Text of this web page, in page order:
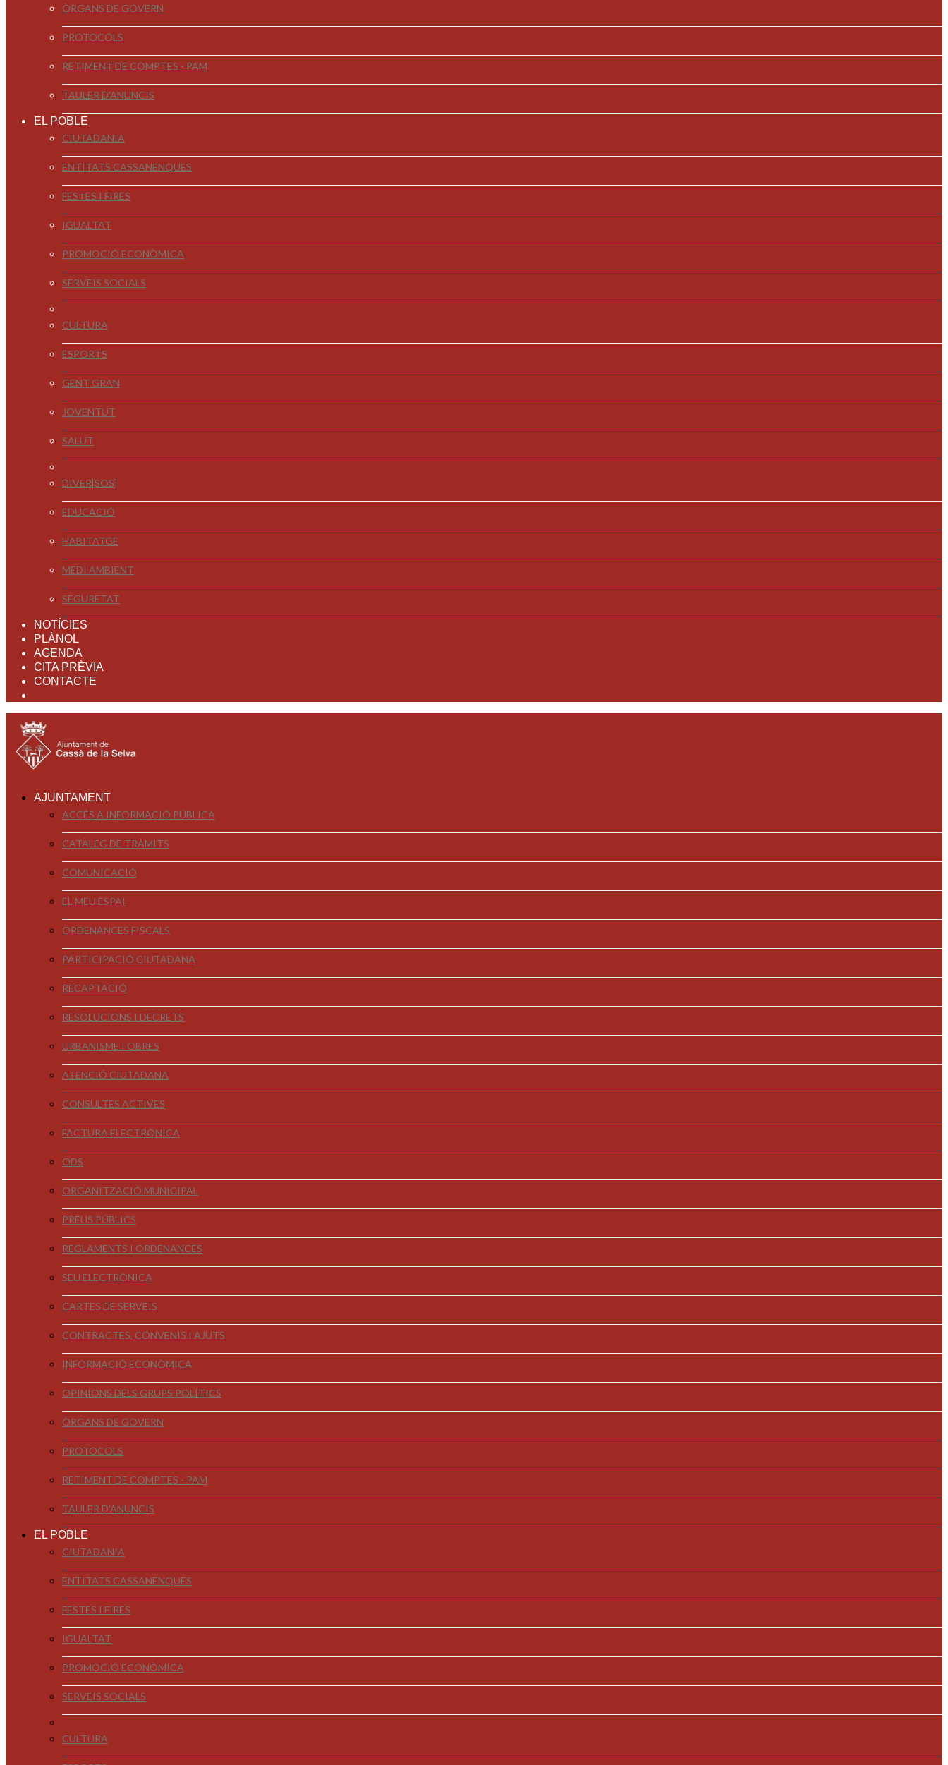
ÒRGANS DE GOVERN
PROTOCOLS
RETIMENT DE COMPTES - PAM
TAULER D'ANUNCIS
EL POBLE
CIUTADANIA
ENTITATS CASSANENQUES
FESTES I FIRES
IGUALTAT
PROMOCIÓ ECONÒMICA
SERVEIS SOCIALS
CULTURA
ESPORTS
GENT GRAN
JOVENTUT
SALUT
DIVER[SOS]
EDUCACIÓ
HABITATGE
MEDI AMBIENT
SEGURETAT
NOTÍCIES
PLÀNOL
AGENDA
CITA PRÈVIA
CONTACTE
AJUNTAMENT
ACCÉS A INFORMACIÓ PÚBLICA
CATÀLEG DE TRÀMITS
COMUNICACIÓ
EL MEU ESPAI
ORDENANCES FISCALS
PARTICIPACIÓ CIUTADANA
RECAPTACIÓ
RESOLUCIONS I DECRETS
URBANISME I OBRES
ATENCIÓ CIUTADANA
CONSULTES ACTIVES
FACTURA ELECTRÒNICA
ODS
ORGANITZACIÓ MUNICIPAL
PREUS PÚBLICS
REGLAMENTS I ORDENANCES
SEU ELECTRÒNICA
CARTES DE SERVEIS
CONTRACTES, CONVENIS I AJUTS
INFORMACIÓ ECONÒMICA
OPINIONS DELS GRUPS POLÍTICS
ÒRGANS DE GOVERN
PROTOCOLS
RETIMENT DE COMPTES - PAM
TAULER D'ANUNCIS
EL POBLE
CIUTADANIA
ENTITATS CASSANENQUES
FESTES I FIRES
IGUALTAT
PROMOCIÓ ECONÒMICA
SERVEIS SOCIALS
CULTURA